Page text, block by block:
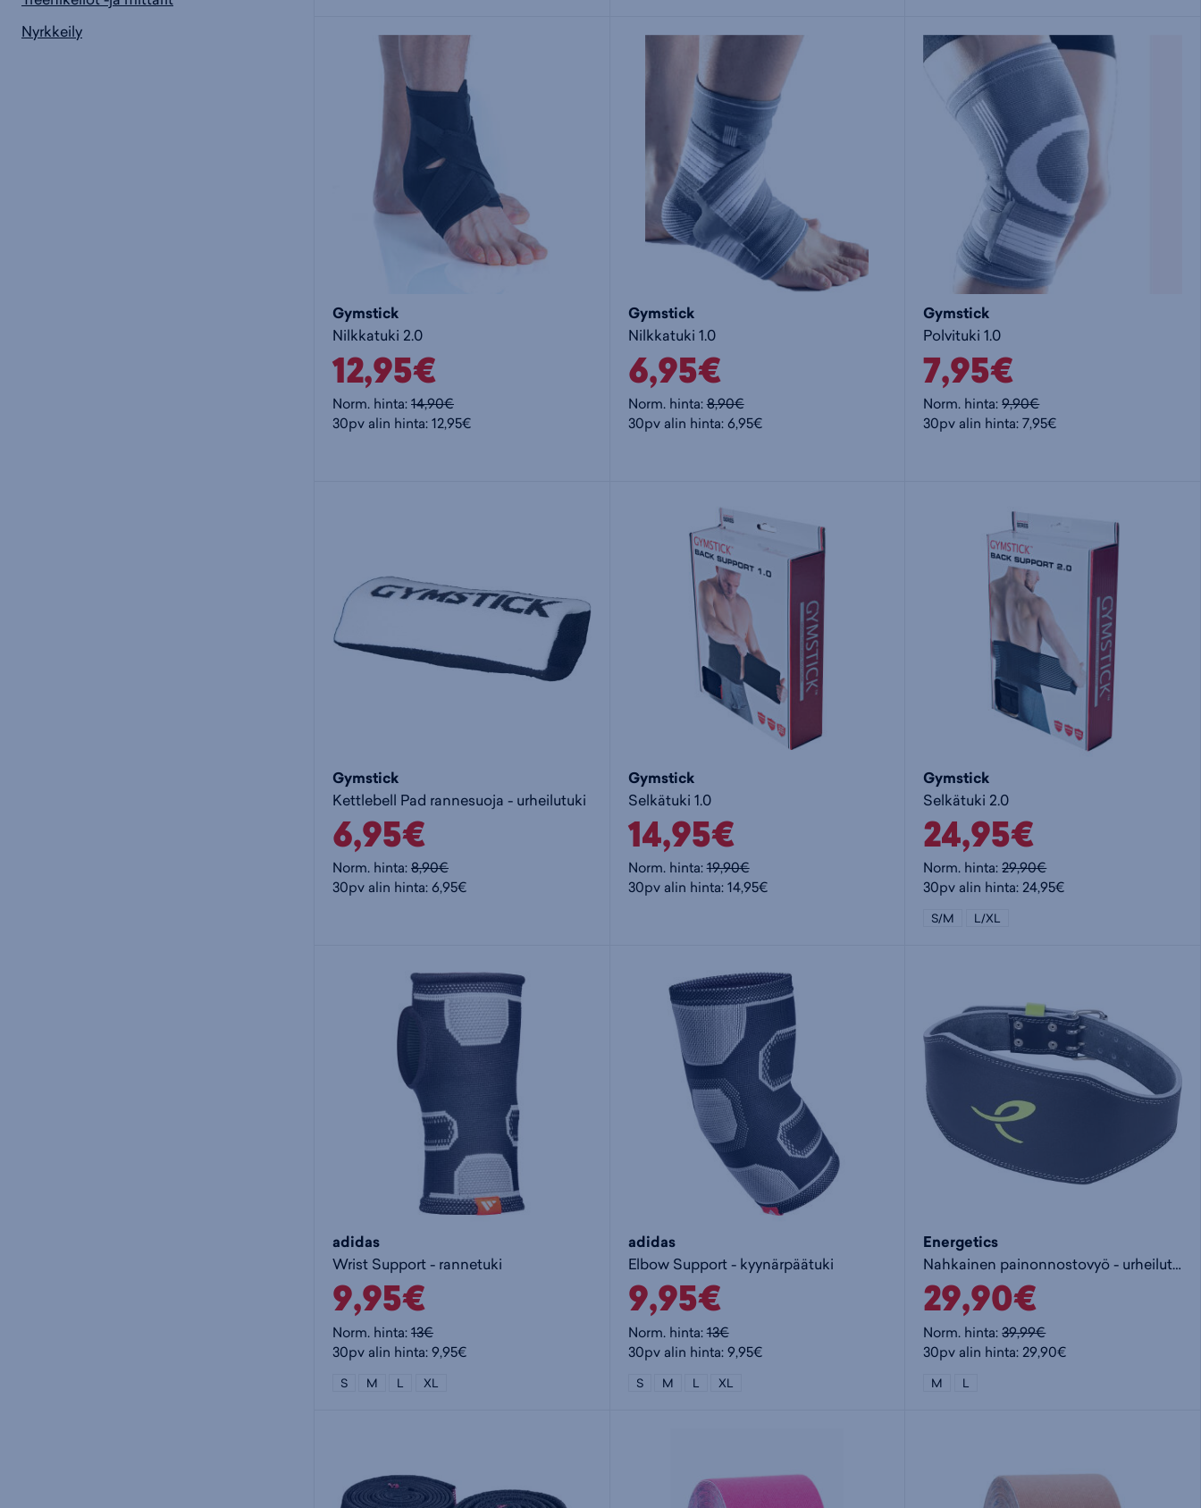
i
n
s
:
ä
Nyrkkeily
Gymstick
Nilkkatuki 2.0
12,95€
Norm. hinta:14,90€
30pv alin hinta: 12,95€
Gymstick
Nilkkatuki 1.0
6,95€
Norm. hinta:8,90€
30pv alin hinta: 6,95€
Gymstick
Polvituki 1.0
7,95€
Norm. hinta:9,90€
30pv alin hinta: 7,95€
Gymstick
Kettlebell Pad rannesuoja - urheilutuki
6,95€
Norm. hinta:8,90€
30pv alin hinta: 6,95€
Gymstick
Selkätuki 1.0
14,95€
Norm. hinta:19,90€
30pv alin hinta: 14,95€
Gymstick
Selkätuki 2.0
24,95€
Norm. hinta:29,90€
30pv alin hinta: 24,95€
S/M L/XL
adidas
Wrist Support - rannetuki
9,95€
Norm. hinta:13€
30pv alin hinta: 9,95€
S M L XL
adidas
Elbow Support - kyynärpäätuki
9,95€
Norm. hinta:13€
30pv alin hinta: 9,95€
S M L XL
Energetics
Nahkainen painonnostovyö - urheilutuki
29,90€
Norm. hinta:39,99€
30pv alin hinta: 29,90€
M L